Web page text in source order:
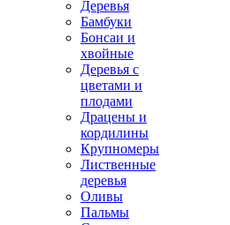
Деревья
Бамбуки
Бонсаи и
хвойные
Деревья с
цветами и
плодами
Драцены и
кордилины
Крупномеры
Лиственные
деревья
Оливы
Пальмы